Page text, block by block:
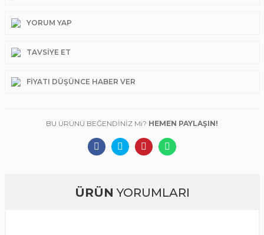
YORUM YAP
TAVSIYE ET
FIYATI DÜŞÜNCE HABER VER
BU ÜRÜNÜ BEĞENDİNİZ Mi? HEMEN PAYLAŞIN!
ÜRÜN YORUMLARI